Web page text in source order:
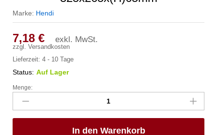
Marke: Hendi
7,18€ exkl. MwSt.
zzgl.Versandkosten
Lieferzeit:4 - 10 Tage
Status: Auf Lager
Gastronorm-
Behälter
1/2,
HENDI,
Menge:
In den Warenkorb